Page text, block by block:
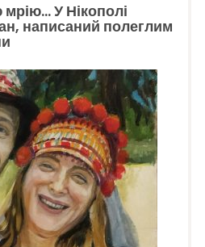
У Нікополі
написаний полеглим